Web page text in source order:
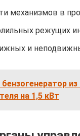
механизмов в
режущих
и
из
на 1,5 кВт